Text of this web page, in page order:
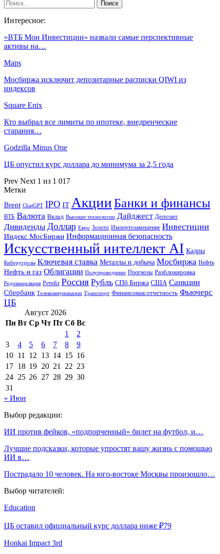
Интересное:
«ВТБ Мои Инвестиции» назвали самые перспективные
активы на…
Maps
Мосбиржа исключит депозитарные расписки QIWI из
индексов
Square Enix
Кто выбрал все лимиты по ипотеке, внедренческие
старания…
Godzilla Minus One
ЦБ опустил курс доллара до минимума за 2,5 года
Prev Next 1 из 1 017
Метки
Brent ChatGPT IPO IT АкцииБанки и финансы
ВТБ Валюта Вклад Высокие технологии Дайджест Депозит
Дивиденды Доллар Евро Золото Импортозамещение Инвестиции
Индекс МосБиржи Информационная безопасность
Искусственный интеллект AI Кадры
Киберугрозы Ключевая ставка Металлы и добыча Мосбиржа Нефть
Нефть и газ Облигации Полупроводники Прогнозы Разблокировка
Редомициляция Ретейл Россия Рубль СПб Биржа США Санкции
Сбербанк Телекоммуникации Транспорт Финансовая отчетность Фьючерс
ЦБ
Август 2026
Пн Вт Ср Чт Пт Сб Вс
1
2
3
4 5 6 7 8
9
10 11 12 13 14 15 16
17 18 19 20 21 22 23
24 25 26 27 28 29 30
31
« Июн
Выбор редакции:
ИИ против фейков, «подпорченный» билет на футбол, и…
Лучшие подсказки, которые упростят вашу жизнь с помощью
ИИ в…
Пострадало 10 человек. На юго-востоке Москвы произошло…
Выбор читателей:
Education
ЦБ оставил официальный курс доллара ниже ₽79
Honkai Impact 3rd